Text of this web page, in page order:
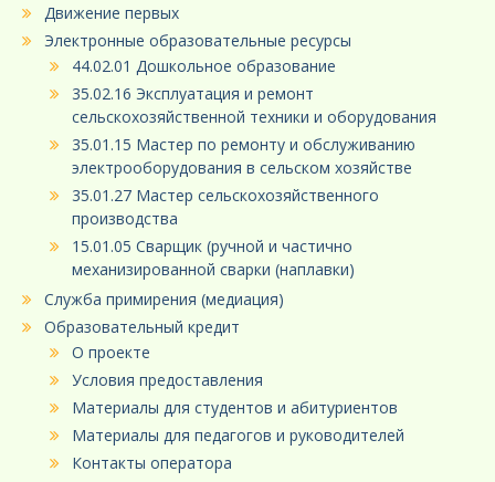
Движение первых
Электронные образовательные ресурсы
44.02.01 Дошкольное образование
35.02.16 Эксплуатация и ремонт
сельскохозяйственной техники и оборудования
35.01.15 Мастер по ремонту и обслуживанию
электрооборудования в сельском хозяйстве
35.01.27 Мастер сельскохозяйственного
производства
15.01.05 Сварщик (ручной и частично
механизированной сварки (наплавки)
Служба примирения (медиация)
Образовательный кредит
О проекте
Условия предоставления
Материалы для студентов и абитуриентов
Материалы для педагогов и руководителей
Контакты оператора